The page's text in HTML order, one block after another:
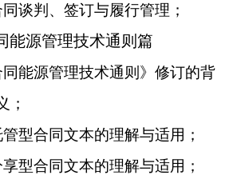
谈判、签订与履行管理；
能源管理技术通则篇
能源管理技术通则》修订的背
；
型合同文本的理解与适用；
型合同文本的理解与适用；